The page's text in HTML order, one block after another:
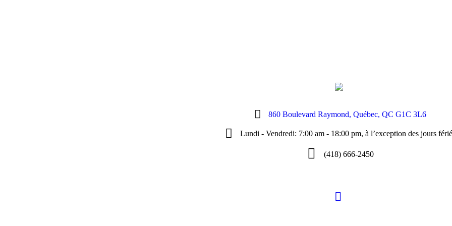
860 Boulevard Raymond, Québec, QC G1C 3L6
Lundi - Vendredi: 7:00 am - 18:00 pm, à l’exception des jours
(418) 666-2450